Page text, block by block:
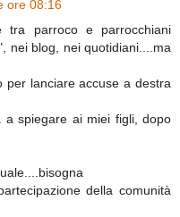
ore 08:16
parroco e parrocchiani
nei blog, nei quotidiani....ma
per lanciare accuse a destra
a spiegare ai miei figli, dopo
della comunità